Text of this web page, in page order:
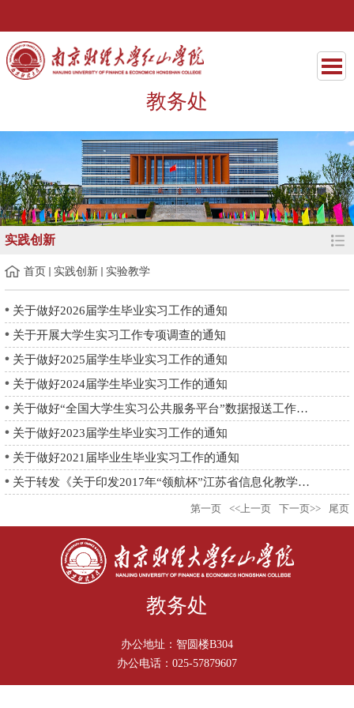
教务处
实践创新
首页 实践创新 实验教学
关于做好2026届学生毕业实习工作的通知
关于开展大学生实习工作专项调查的通知
关于做好2025届学生毕业实习工作的通知
关于做好2024届学生毕业实习工作的通知
关于做好“全国大学生实习公共服务平台”数据报送工作的通知
关于做好2023届学生毕业实习工作的通知
关于做好2021届毕业生毕业实习工作的通知
关于转发《关于印发2017年“领航杯”江苏省信息化教学能手大赛细...
第一页 <<上一页 下一页>> 尾页
教务处
办公地址：智圆楼B304
办公电话：025-57879607